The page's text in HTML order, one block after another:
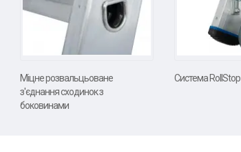
Міцне розвальцьоване
з'єднання сходинок з
боковинами
Система RollStop